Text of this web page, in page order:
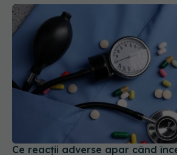
Ce reacții adverse apar când
de tensiune și cum le recunoști